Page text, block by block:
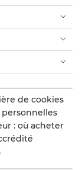
de cookies
: où acheter